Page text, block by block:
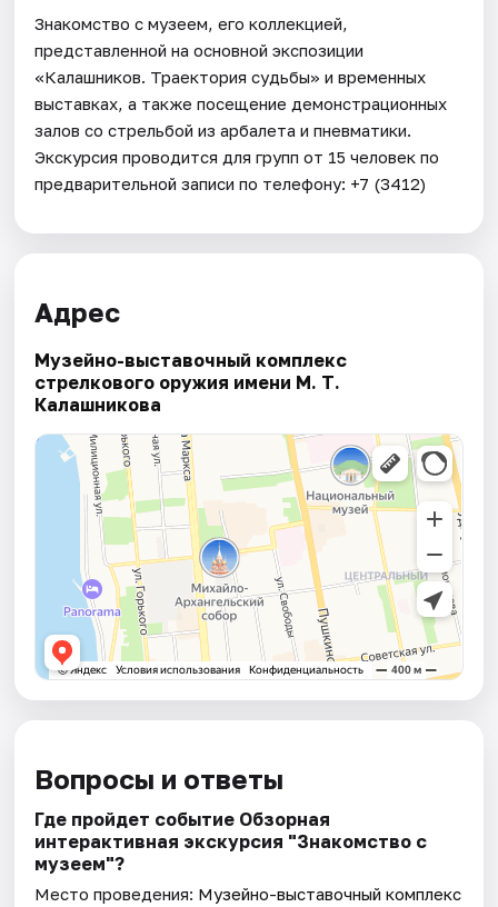
Знакомство с музеем, его коллекцией,
представленной на основной экспозиции
«Калашников. Траектория судьбы» и временных
выставках, а также посещение демонстрационных
залов со стрельбой из арбалета и пневматики.
Экскурсия проводится для групп от 15 человек по
предварительной записи по телефону: +7 (3412)
Адрес
Музейно-выставочный комплекс
стрелкового оружия имени М. Т.
Калашникова
Вопросы и ответы
Где пройдет событие Обзорная
интерактивная экскурсия "Знакомство с
музеем"?
Место проведения: Музейно-выставочный комплекс